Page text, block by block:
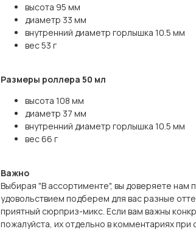
высота 95 мм
диаметр 33 мм
внутренний диаметр горлышка 10.5 мм
вес 53 г
Размеры роллера 50 мл
высота 108 мм
диаметр 37 мм
внутренний диаметр горлышка 10.5 мм
вес 66 г
Важно
Выбирая "В ассортименте", вы доверяете нам
удовольствием подберем для вас разные
приятный сюрприз-микс. Если вам важны
пожалуйста, их отдельно в комментариях